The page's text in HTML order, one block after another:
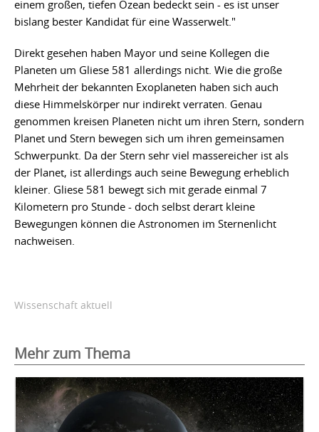
einem großen, tiefen Ozean bedeckt sein - es ist unser
bislang bester Kandidat für eine Wasserwelt."
Direkt gesehen haben Mayor und seine Kollegen die
Planeten um Gliese 581 allerdings nicht. Wie die große
Mehrheit der bekannten Exoplaneten haben sich auch
diese Himmelskörper nur indirekt verraten. Genau
genommen kreisen Planeten nicht um ihren Stern, sondern
Planet und Stern bewegen sich um ihren gemeinsamen
Schwerpunkt. Da der Stern sehr viel massereicher ist als
der Planet, ist allerdings auch seine Bewegung erheblich
kleiner. Gliese 581 bewegt sich mit gerade einmal 7
Kilometern pro Stunde - doch selbst derart kleine
Bewegungen können die Astronomen im Sternenlicht
nachweisen.
Wissenschaft aktuell
Mehr zum Thema